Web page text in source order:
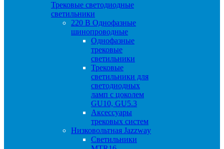
Трековые светодиодные
светильники
220 B Однофазные
шинопроводные
Однофазные
трековые
светильники
Трековые
светильники для
светодиодных
ламп с цоколем
GU10, GU5.3
Аксессуары
трековых систем
Низковольтная Jazzway
Светильники